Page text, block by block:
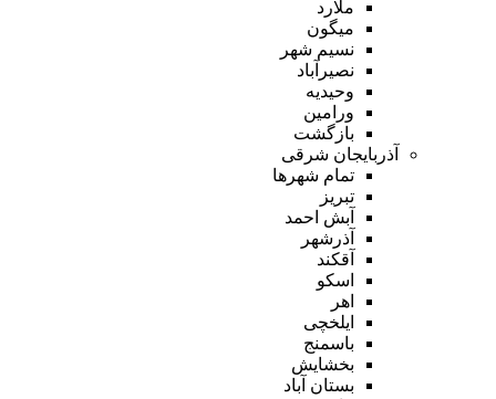
ملارد
میگون
نسیم شهر
نصیرآباد
وحیدیه
ورامین
بازگشت
آذربایجان شرقی
تمام شهر‌ها
تبریز
آبش احمد
آذرشهر
آقکند
اسکو
اهر
ایلخچی
باسمنج
بخشایش
بستان آباد